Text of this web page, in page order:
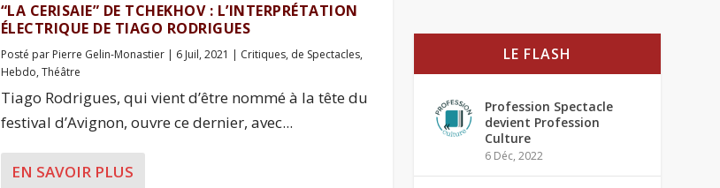
“LA CERISAIE” DE TCHEKHOV : L’INTERPRÉTATION
ÉLECTRIQUE DE TIAGO RODRIGUES
Posté par Pierre Gelin-Monastier| 6 Juil, 2021 | Critiques, de Spectacles,
Hebdo, Théâtre
Tiago Rodrigues, qui vient d’être nommé à la tête du
festival d’Avignon, ouvre ce dernier, avec...
EN SAVOIR PLUS
LE FLASH
Profession Spectacle
devient Profession
Culture
6 Déc, 2022